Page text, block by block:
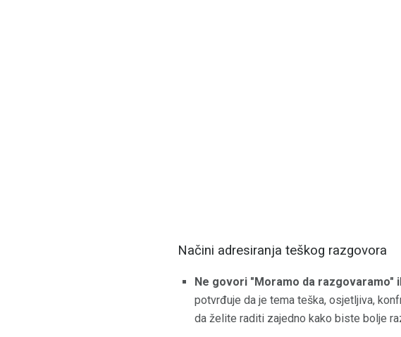
Načini adresiranja teškog razgovora
Ne govori "Moramo da razgovaramo"
potvrđuje da je tema teška, osjetljiva,
da želite raditi zajedno kako biste bolje